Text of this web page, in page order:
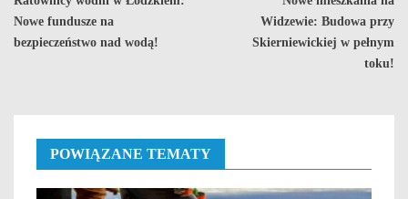
Nowe fundusze na
bezpieczeństwo nad wodą!
Widzewie: Budowa przy
Skierniewickiej w pełnym
toku!
POWIĄZANE TEMATY